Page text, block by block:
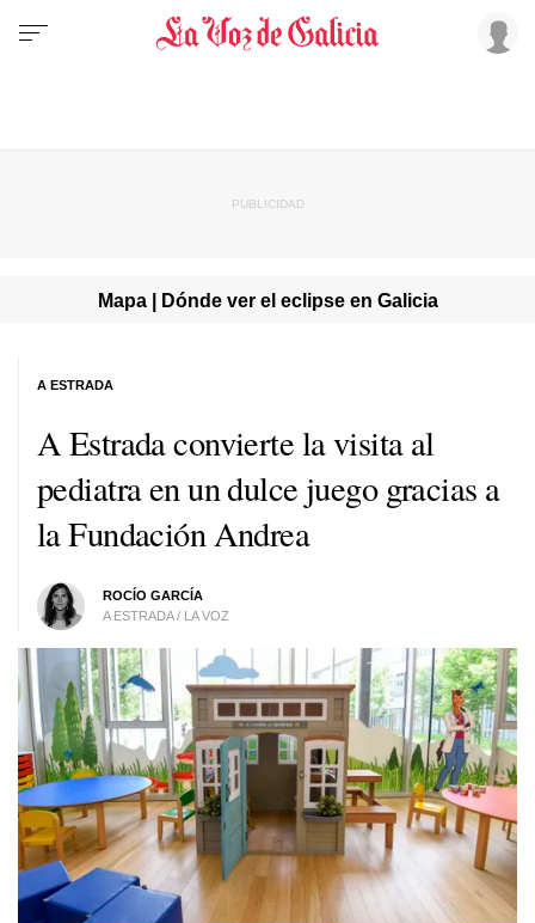
Mapa | Dónde ver el eclipse en Galicia
A Estrada convierte la visita al
pediatra en un dulce juego gracias a
la Fundación Andrea
ROCÍO GARCÍA
A ESTRADA / LA VOZ
A ESTRADA